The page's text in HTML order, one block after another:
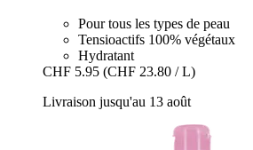
Pour tous les types de peau
Tensioactifs 100% végétaux
Hydratant
CHF 5.95 (CHF 23.80 / L)
Livraison jusqu'au 13 août